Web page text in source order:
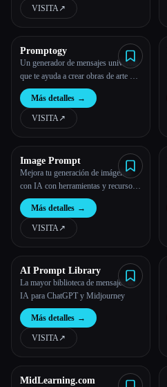
VISITA↗︎
Promptogy
Un generador de mensajes universal
que te ayuda a crear obras de arte de
IA únicas.
Más detalles →
VISITA↗︎
Image Prompt
Mejora tu generación de imágenes
con IA con herramientas y recursos
expertos en imágenes en
ImagePrompt.org
Más detalles →
VISITA↗︎
AI Prompt Library
La mayor biblioteca de mensajes de
IA para ChatGPT y Midjourney
Más detalles →
VISITA↗︎
MidLearning.com